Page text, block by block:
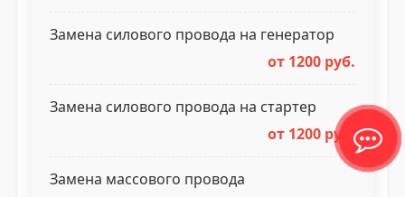
Замена силового провода на генератор
от 1200 руб.
Замена силового провода на стартер
от 1200 руб.
Замена массового провода